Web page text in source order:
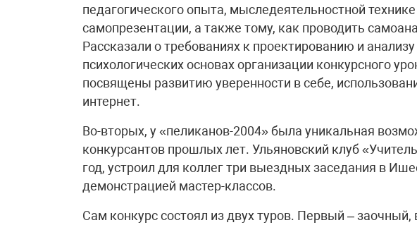
педагогического опыта, мыследеятельностной
самопрезентации, а также тому, как проводить
Рассказали о требованиях к проектированию и
психологических основах организации конкурсного
посвящены развитию уверенности в себе,
интернет.
Во-вторых, у «пеликанов-2004» была уникальная
конкурсантов прошлых лет. Ульяновский клуб
год, устроил для коллег три выездных заседания в
демонстрацией мастер-классов.
Сам конкурс состоял из двух туров. Первый – заочный,